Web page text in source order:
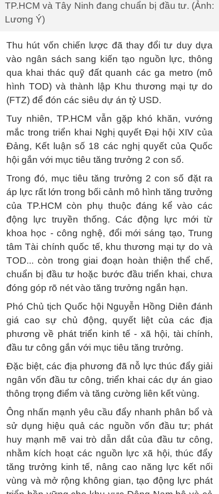
TP.HCM và Tây Ninh đang chuẩn bị đầu tư. (Ảnh:
Lương Ý)
Thu hút vốn chiến lược đã thay đổi tư duy dựa
vào ngân sách sang kiến tạo nguồn lực, thông
qua khai thác quỹ đất quanh các ga metro (mô
hình TOD) và thành lập Khu thương mại tự do
(FTZ) để đón các siêu dự án tỷ USD.
Tuy nhiên, TP.HCM vẫn gặp khó khăn, vướng
mắc trong triển khai Nghị quyết Đại hội XIV của
Đảng, Kết luận số 18 các nghị quyết của Quốc
hội gắn với mục tiêu tăng trưởng 2 con số.
Trong đó, mục tiêu tăng trưởng 2 con số đặt ra
áp lực rất lớn trong bối cảnh mô hình tăng trưởng
của TP.HCM còn phụ thuộc đáng kể vào các
động lực truyền thống. Các động lực mới từ
khoa học - công nghệ, đổi mới sáng tạo, Trung
tâm Tài chính quốc tế, khu thương mại tự do và
TOD... còn trong giai đoạn hoàn thiện thể chế,
chuẩn bị đầu tư hoặc bước đầu triển khai, chưa
đóng góp rõ nét vào tăng trưởng ngắn hạn.
Phó Chủ tịch Quốc hội Nguyễn Hồng Diên đánh
giá cao sự chủ động, quyết liệt của các địa
phương về phát triển kinh tế - xã hội, tài chính,
đầu tư công gắn với mục tiêu tăng trưởng.
Đặc biệt, các địa phương đã nỗ lực thúc đẩy giải
ngân vốn đầu tư công, triển khai các dự án giao
thông trọng điểm và tăng cường liên kết vùng.
Ông nhấn mạnh yêu cầu đẩy nhanh phân bổ và
sử dụng hiệu quả các nguồn vốn đầu tư; phát
huy mạnh mẽ vai trò dẫn dắt của đầu tư công,
nhằm kích hoạt các nguồn lực xã hội, thúc đẩy
tăng trưởng kinh tế, nâng cao năng lực kết nối
vùng và mở rộng không gian, tạo động lực phát